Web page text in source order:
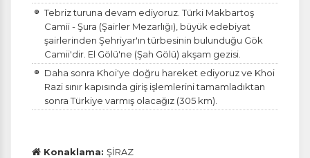
Tebriz turuna devam ediyoruz. Türki Makbartoş
Camii - Şura (Şairler Mezarlığı), büyük edebiyat
şairlerinden Şehriyar'ın türbesinin bulunduğu Gök
Camii'dir. El Gölü'ne (Şah Gölü) akşam gezisi.
Daha sonra Khoi'ye doğru hareket ediyoruz ve Khoi
Razi sınır kapısında giriş işlemlerini tamamladıktan
sonra Türkiye varmış olacağız (305 km).
Konaklama: ŞİRAZ